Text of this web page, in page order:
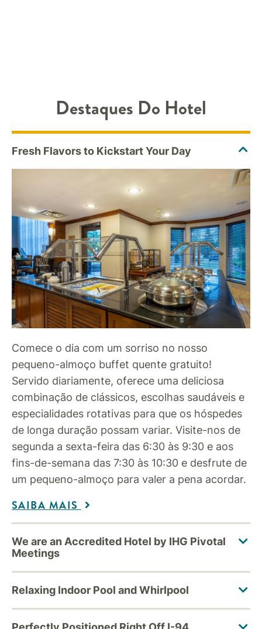
Destaques Do Hotel
Comece o dia com um sorriso no nosso
pequeno-almoço buffet quente gratuito!
Servido diariamente, oferece uma deliciosa
combinação de clássicos, escolhas saudáveis e
especialidades rotativas para que os hóspedes
de longa duração possam variar. Visite-nos de
segunda a sexta-feira das 6:30 às 9:30 e aos
fins-de-semana das 7:30 às 10:30 e desfrute de
um pequeno-almoço para valer a pena acordar.
SAIBA MAIS